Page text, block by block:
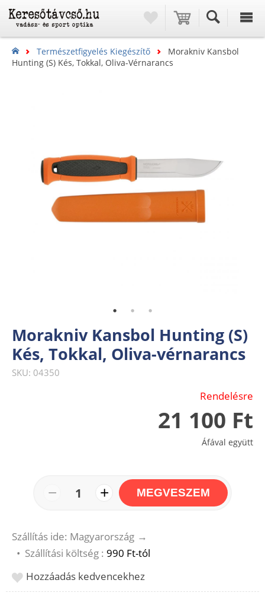
Természetfigyelés Kiegészítő
Morakniv Kansbol
Hunting (S) Kés, Tokkal, Oliva-Vérnarancs
Morakniv Kansbol Hunting (S)
Kés, Tokkal, Oliva-vérnarancs
SKU: 04350
Rendelésre
21 100 Ft
Áfával együtt
− 1 + MEGVESZEM
Szállítás ide: Magyarország →
• Szállítási költség : 990 Ft-tól
Hozzáadás kedvencekhez